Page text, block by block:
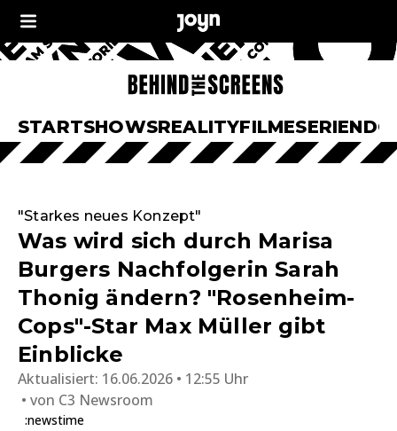
STARTSHOWSREALITYFILMESERIEN
"Starkes neues Konzept"
Was wird sich durch Marisa
Burgers Nachfolgerin Sarah
Thonig ändern? "Rosenheim-
Cops"-Star Max Müller gibt
Einblicke
Aktualisiert: 16.06.2026 • 12:55 Uhr
von C3 Newsroom
:newstime